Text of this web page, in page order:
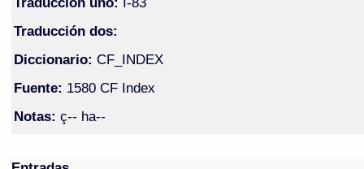
Traducción dos:
Diccionario: CF_INDEX
Fuente: 1580 CF Index
Notas: ç-- ha--